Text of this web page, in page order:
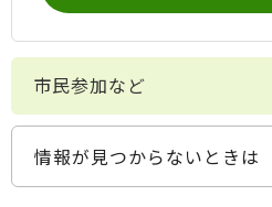
市民参加など
情報が見つからないときは